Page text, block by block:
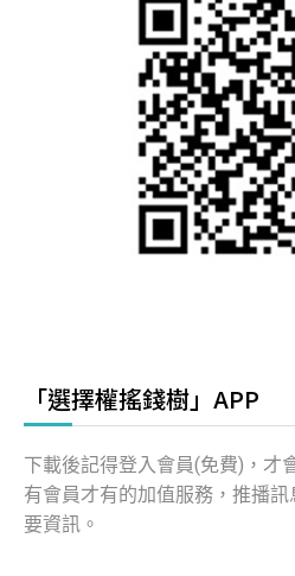
「選擇權搖錢樹」APP
下載後記得登入會員(免費)，才
有會員才有的加值服務，推播
要資訊。